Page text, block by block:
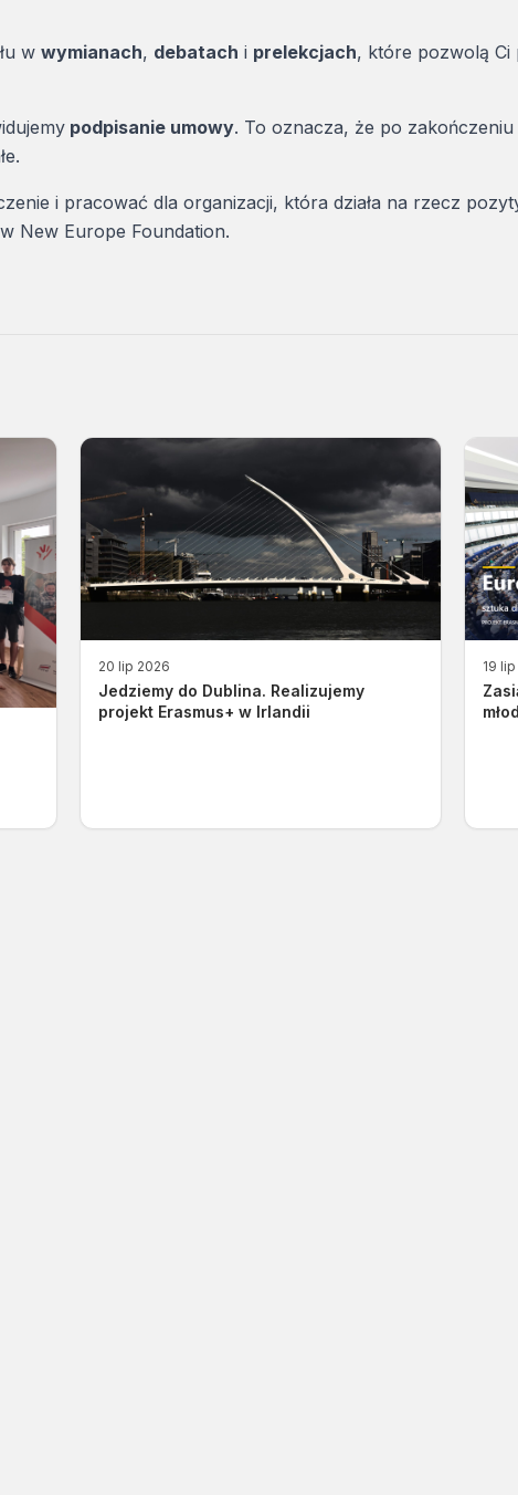
w wymianach, debatach i prelekcjach, które pozwolą
podpisanie umowy. To oznacza, że po
i pracować dla organizacji, która działa na rzecz
New Europe Foundation.
20 lip 2026
Jedziemy do Dublina. Realizujemy
projekt Erasmus+ w Irlandii
19